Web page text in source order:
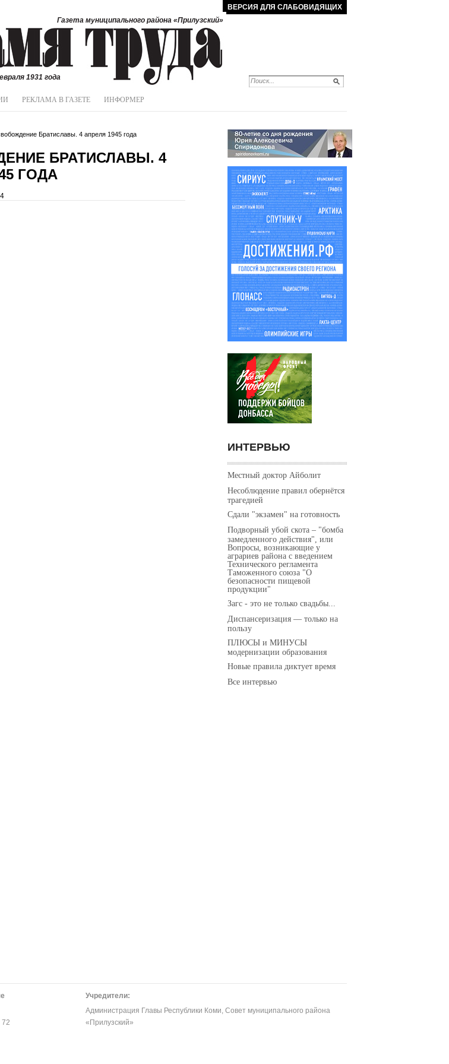
ВЕРСИЯ ДЛЯ СЛАБОВИДЯЩИХ
Газета муниципального района «Прилузский»
1931 года
РЕКЛАМА В ГАЗЕТЕ ИНФОРМЕР
Братиславы. 4 апреля 1945 года
БРАТИСЛАВЫ. 4
ГОДА
ИНТЕРВЬЮ
Местный доктор Айболит
Несоблюдение правил обернётся
трагедией
Сдали "экзамен" на готовность
Подворный убой скота – "бомба
замедленного действия", или
Вопросы, возникающие у
аграриев района с введением
Технического регламента
Таможенного союза "О
безопасности пищевой
продукции"
Загс - это не только свадьбы...
Диспансеризация — только на
пользу
ПЛЮСЫ и МИНУСЫ
модернизации образования
Новые правила диктует время
Все интервью
72
Учредители:
Администрация Главы Республики Коми, Совет муниципального района
«Прилузский»